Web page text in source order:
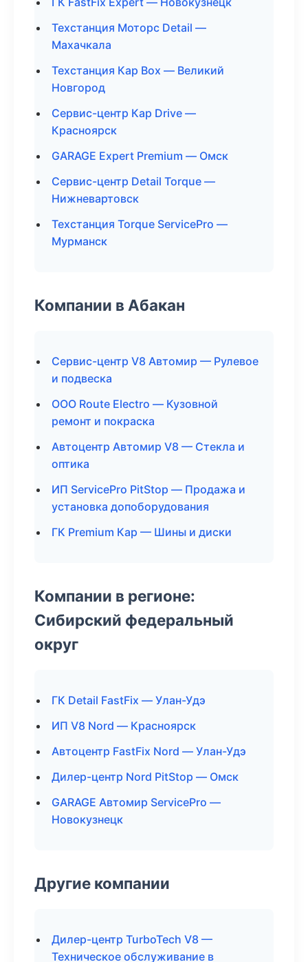
Техстанция Моторс Detail —
Махачкала
Техстанция Кар Box — Великий
Новгород
Сервис-центр Кар Drive —
Красноярск
GARAGE Expert Premium — Омск
Сервис-центр Detail Torque —
Нижневартовск
Техстанция Torque ServicePro —
Мурманск
Компании в Абакан
Сервис-центр V8 Автомир — Рулевое
и подвеска
ООО Route Electro — Кузовной
ремонт и покраска
Автоцентр Автомир V8 — Стекла и
оптика
ИП ServicePro PitStop — Продажа и
установка допоборудования
ГК Premium Кар — Шины и диски
Компании в регионе:
Сибирский федеральный
округ
ГК Detail FastFix — Улан-Удэ
ИП V8 Nord — Красноярск
Автоцентр FastFix Nord — Улан-Удэ
Дилер-центр Nord PitStop — Омск
GARAGE Автомир ServicePro —
Новокузнецк
Другие компании
Дилер-центр TurboTech V8 —
Техническое обслуживание в